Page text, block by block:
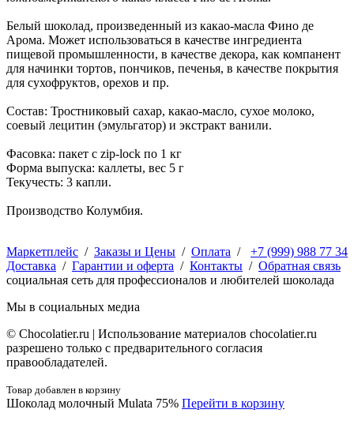
Белый шоколад, произведенный из какао-масла Фино де
Арома. Может использоваться в качестве ингредиента
пищевой промышленности, в качестве декора, как компанент
для начинки тортов, пончиков, печенья, в качестве покрытия
для сухофруктов, орехов и пр.
Состав: Тростниковый сахар, какао-масло, сухое молоко,
соевый лецитин (эмульгатор) и экстракт ванили.
Фасовка: пакет с zip-lock по 1 кг
Форма выпуска: каллеты, вес 5 г
Текучесть: 3 капли.
Производство Колумбия.
+7 (999) 988 77 34
Маркетплейс / Заказы и Цены / Оплата /
Доставка / Гарантии и оферта / Контакты / Обратная связь
социальная сеть для профессионалов и любителей шоколада
Мы в социальных медиа
© Сhocolatier.ru | Использование материалов chocolatier.ru
разрешено только с предварительного согласия
правообладателей.
Товар добавлен в корзину
Шоколад молочный Mulata 75% Перейти в корзину